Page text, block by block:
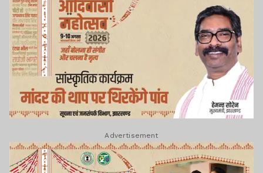
Advertisement